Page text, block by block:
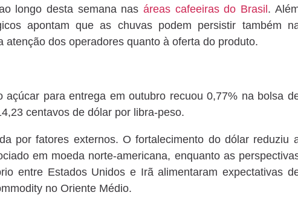
longo desta semana nasáreas cafeeiras do Brasil .
apontam que as chuvas podem persistir também
atenção dos operadores quanto à oferta do produto.
açúcar para entrega em outubro recuou 0,77% na bolsa
centavos de dólar por libra-peso.
por fatores externos. O fortalecimento do dólar reduziu
em moeda norte-americana, enquanto as
entre Estados Unidos e Irã alimentaram expectativas
no Oriente Médio.